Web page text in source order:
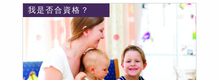
我是否合資格？